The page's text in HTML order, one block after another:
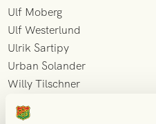
Ulf Moberg
Ulf Westerlund
Ulrik Sartipy
Urban Solander
Willy Tilschner